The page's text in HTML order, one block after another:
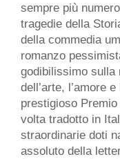
sempre più
tragedie della
della commedia
romanzo
godibilissimo sulla
dell’arte, l’amore
prestigioso
volta tradotto in
straordinarie doti
assoluto della